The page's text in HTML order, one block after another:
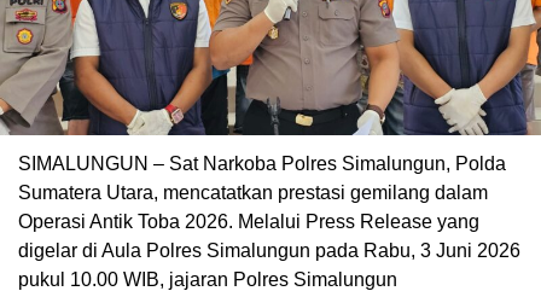
SIMALUNGUN – Sat Narkoba Polres Simalungun, Polda
Sumatera Utara, mencatatkan prestasi gemilang dalam
Operasi Antik Toba 2026. Melalui Press Release yang
digelar di Aula Polres Simalungun pada Rabu, 3 Juni 2026
pukul 10.00 WIB, jajaran Polres Simalungun